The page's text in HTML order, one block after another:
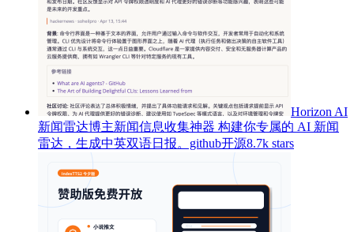
Horizon AI
新闻雷达博主新闻信息收集神器 构建你专属的 AI 新闻
雷达，生成中英双语日报。github开源8.7k stars